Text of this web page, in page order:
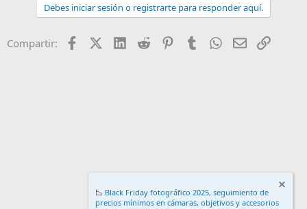
Debes iniciar sesión o registrarte para responder aquí.
Compartir: FacebookX (Twitter)
LinkedIn
Reddit PinterestTumblr WhatsApp
EmailEnlace
📉 Black Friday fotográfico 2025, seguimiento de
precios mínimos en cámaras, objetivos y accesorios